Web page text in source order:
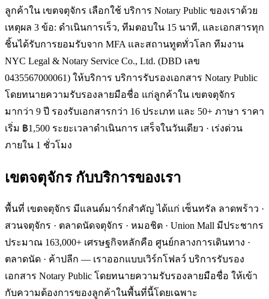
ลูกค้าใน เขตจตุจักร เลือกใช้ บริการ Notary Public ของเราด้วย
เหตุผล 3 ข้อ: ดำเนินการเร็ว, ทีมตอบใน 15 นาที, และเอกสารทุก
ชิ้นได้รับการยอมรับจาก MFA และสถานทูตทั่วโลก ทีมงาน
NYC Legal & Notary Service Co., Ltd. (DBD เลข
0435567000061) ให้บริการ บริการรับรองเอกสาร Notary Public
โดยทนายความรับรองลายมือชื่อ แก่ลูกค้าใน เขตจตุจักร
มากว่า 9 ปี รองรับเอกสารกว่า 16 ประเภท และ 50+ ภาษา ราคา
เริ่ม ฿1,500 ระยะเวลาดำเนินการ เสร็จในวันเดียว · เร่งด่วน
ภายใน 1 ชั่วโมง
เขตจตุจักรกับบริการของเรา
พื้นที่ เขตจตุจักร มีแลนด์มาร์กสำคัญ ได้แก่ เซ็นทรัล ลาดพร้าว ·
สวนจตุจักร · ตลาดนัดจตุจักร · หมอชิต · Union Mall มีประชากร
ประมาณ 163,000+ เศรษฐกิจหลักคือ ศูนย์กลางการเดินทาง ·
ตลาดนัด · ค้าปลีก — เราออกแบบเวิร์กโฟลว์ บริการรับรอง
เอกสาร Notary Public โดยทนายความรับรองลายมือชื่อ ให้เข้า
กับความต้องการของลูกค้าในพื้นที่นี้โดยเฉพาะ